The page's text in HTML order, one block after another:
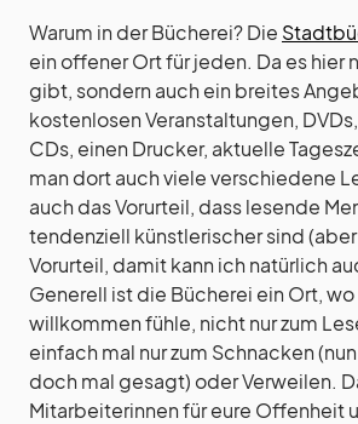
Warum in der Bücherei? Die
ein offener Ort für jeden. Da es hier
gibt, sondern auch ein breites
kostenlosen Veranstaltungen,
CDs, einen Drucker, aktuelle
man dort auch viele verschiedene
auch das Vorurteil, dass lesende
tendenziell künstlerischer sind (aber
Vorurteil, damit kann ich natürlich
Generell ist die Bücherei ein Ort,
willkommen fühle, nicht nur zum
einfach mal nur zum Schnacken
doch mal gesagt) oder Verweilen.
Mitarbeiterinnen für eure Offenheit